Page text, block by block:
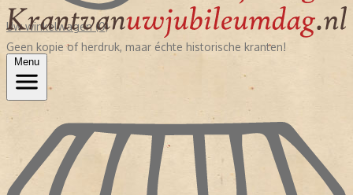
Uw winkelwagen (0)
Geen kopie of herdruk, maar échte historische kranten!
Menu